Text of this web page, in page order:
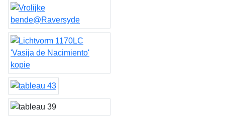
'Vasijas de Nacimiento'
& 1169W
Vrolijke
bende@Raversyde
Lichtvorm 1170LC 'Vasija
de Nacimiento'
tableau 43